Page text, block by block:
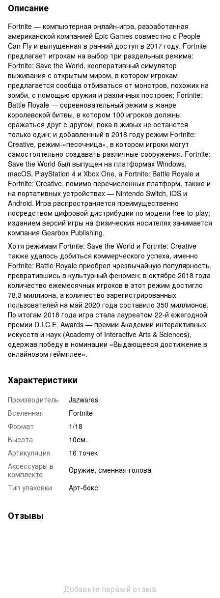
Описание
Fortnite — компьютерная онлайн-игра, разработанная
американской компанией Epic Games совместно с People
Can Fly и выпущенная в ранний доступ в 2017 году. Fortnite
предлагает игрокам на выбор три раздельных режима:
Fortnite: Save the World, кооперативный симулятор
выживания с открытым миром, в котором игрокам
предлагается сообща отбиваться от монстров, похожих на
зомби, с помощью оружия и различных построек; Fortnite:
Battle Royale — соревновательный режим в жанре
королевской битвы, в котором 100 игроков должны
сражаться друг с другом, пока в живых не останется
только один; и добавленный в 2018 году режим Fortnite:
Creative, режим-«песочница», в котором игроки могут
самостоятельно создавать различные сооружения. Fortnite:
Save the World был выпущен на платформах Windows,
macOS, PlayStation 4 и Xbox One, а Fortnite: Battle Royale и
Fortnite: Creative, помимо перечисленных платформ, также и
на портативных устройствах — Nintendo Switch, iOS и
Android. Игра распространяется преимущественно
посредством цифровой дистрибуции по модели free-to-play;
изданием версий игры на физических носителях занимается
компания Gearbox Publishing.
Хотя режимам Fortnite: Save the World и Fortnite: Creative
также удалось добиться коммерческого успеха, именно
Fortnite: Battle Royale приобрел чрезвычайную популярность,
превратившись в культурный феномен; в октябре 2018 года
количество ежемесячных игроков в этот режим достигло
78,3 миллиона, а количество зарегистрированных
пользователей на май 2020 года составило 350 миллионов.
По итогам 2018 года игра стала лауреатом 22-й ежегодной
премии D.I.C.E. Awards — премии Академии интерактивных
искусств и наук (Academy of Interactive Arts & Sciences),
одержав победу в номинации «Выдающееся достижение в
онлайновом геймплее».
Характеристики
Производитель
Jazwares
Вселенная
Fortnite
Формат
1/18
Высота
10см.
Артикуляция
16 точек
Аксессуары в
комплекте
Оружие, сменная голова
Тип упаковки
Арт-бокс
Отзывы
Добавьте первый отзыв